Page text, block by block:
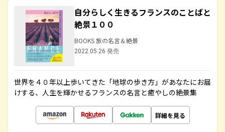
自分らしく生きるフランスのことばと
絶景１００
BOOKS 旅の名言＆絶景
2022.05.26 発売
世界を４０年以上歩いてきた「地球の歩き方」があなたにお届
けする、人生を輝かせるフランスの名言と癒やしの絶景集
詳細を見る